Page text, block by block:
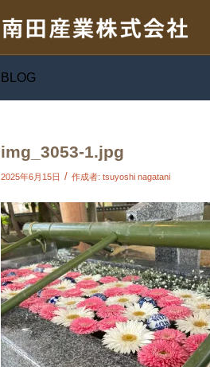
BLOG
img_3053-1.jpg
2025年6月15日 / 作成者: tsuyoshi nagatani